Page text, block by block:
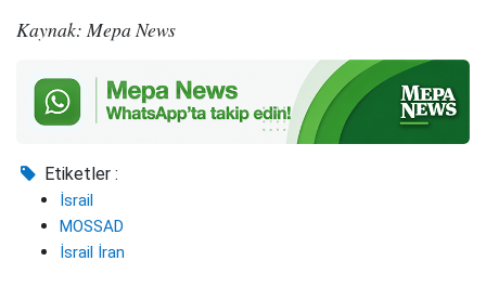
Kaynak: Mepa News
Etiketler :
İsrail
MOSSAD
İsrail İran